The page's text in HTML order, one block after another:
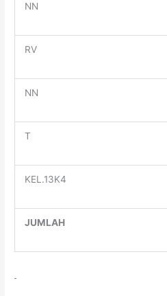
NN
RV
NN
T
KEL.13K4
JUMLAH